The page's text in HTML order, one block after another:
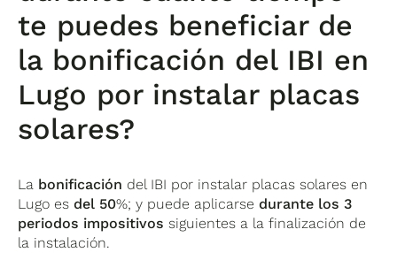
te puedes beneficiar de
la bonificación del IBI en
Lugo por instalar placas
solares?
La bonificación del IBI por instalar placas solares en
Lugo es del 50%; y puede aplicarse durante los 3
periodos impositivos siguientes a la finalización de
la instalación.